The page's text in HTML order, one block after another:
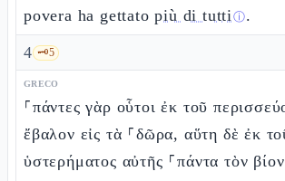
povera ha gettatopiù di tuttiⓘ.
4 🗝️5
GRECO
⸀πάντες γὰρ οὗτοι ἐκ τοῦ
ἔβαλον εἰς τὰ ⸀δῶρα, αὕτη δὲ ἐκ
ὑστερήματος αὐτῆς ⸀πάντα τὸν